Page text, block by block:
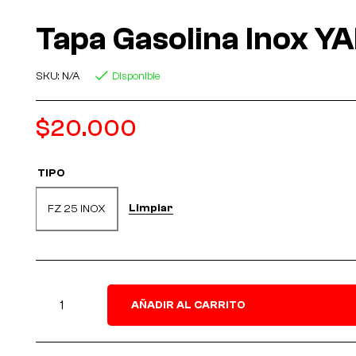
Tapa Gasolina Inox
SKU: N/A Disponible
$20.000
TIPO
FZ 25 INOX Limpiar
AÑADIR AL CARRITO